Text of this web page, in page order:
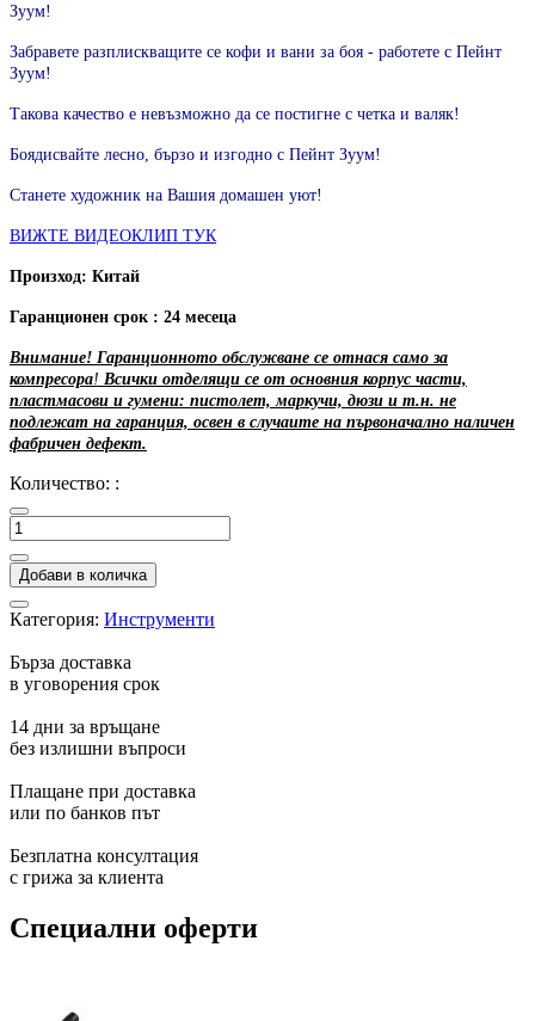
Зуум!
Забравете разплискващите се кофи и вани за боя - работете с Пейнт
Зуум!
Такова качество е невъзможно да се постигне с четка и валяк!
Боядисвайте лесно, бързо и изгодно с Пейнт Зуум!
Станете художник на Вашия домашен уют!
ВИЖТЕ ВИДЕОКЛИП ТУК
Произход: Китай
Гаранционен срок : 24 месеца
Внимание! Гаранционното обслужване се отнася само за
компресора! Всички отделящи се от основния корпус части,
пластмасови и гумени: пистолет, маркучи, дюзи и т.н. не
подлежат на гаранция, освен в случаите на първоначално наличен
фабричен дефект.
Количество: :
Добави в количка
Категория: Инструменти
Бърза доставка
в уговорения срок
14 дни за връщане
без излишни въпроси
Плащане при доставка
или по банков път
Безплатна консултация
с грижа за клиента
Специални оферти